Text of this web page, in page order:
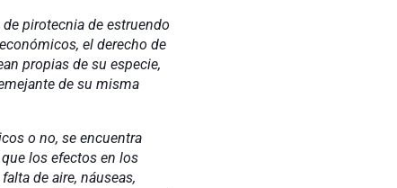
de estruendo
el derecho de
propias de su especie,
de su misma
no, se encuentra
los efectos en los
de aire, náuseas,